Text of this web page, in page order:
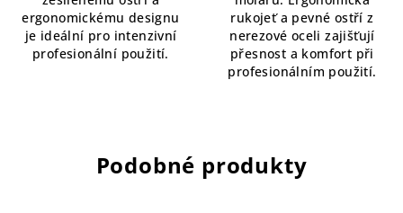
ergonomickému designu
je ideální pro intenzivní
profesionální použití.
rukojeť a pevné ostří z
nerezové oceli zajišťují
přesnost a komfort při
profesionálním použití.
Podobné produkty